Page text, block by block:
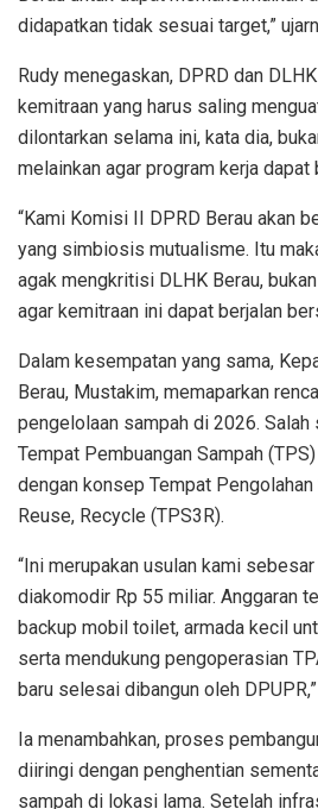
didapatkan tidak sesuai target,”
Rudy menegaskan, DPRD dan
kemitraan yang harus saling
dilontarkan selama ini, kata dia,
melainkan agar program kerja
“Kami Komisi II DPRD Berau akan
yang simbiosis mutualisme. Itu
agak mengkritisi DLHK Berau,
agar kemitraan ini dapat berjalan
Dalam kesempatan yang sama,
Berau, Mustakim, memaparkan
pengelolaan sampah di 2026. Salah
Tempat Pembuangan Sampah
dengan konsep Tempat Pengolahan
Reuse, Recycle (TPS3R).
“Ini merupakan usulan kami
diakomodir Rp 55 miliar. Anggaran
backup mobil toilet, armada kecil
serta mendukung pengoperasian
baru selesai dibangun oleh
Ia menambahkan, proses
diiringi dengan penghentian
sampah di lokasi lama. Setelah